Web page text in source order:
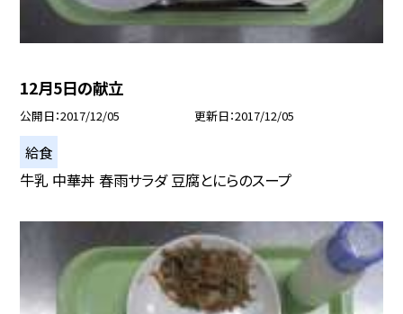
12月5日の献立
公開日 2017/12/05 更新日 2017/12/05
給食
牛乳 中華丼 春雨サラダ 豆腐とにらのスープ